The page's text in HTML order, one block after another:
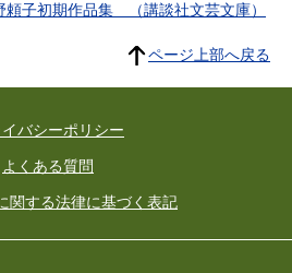
子初期作品集 （講談社文芸文庫）
ページ上部へ戻る
バシーポリシー
よくある質問
関する法律に基づく表記